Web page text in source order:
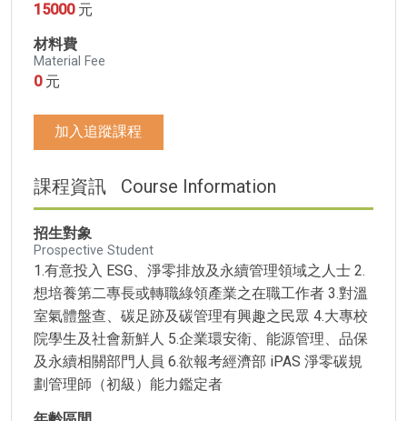
15000 元
材料費
Material Fee
0 元
加入追蹤課程
課程資訊 Course Information
招生對象
Prospective Student
1.有意投入 ESG、淨零排放及永續管理領域之人士 2.
想培養第二專長或轉職綠領產業之在職工作者 3.對溫
室氣體盤查、碳足跡及碳管理有興趣之民眾 4.大專校
院學生及社會新鮮人 5.企業環安衛、能源管理、品保
及永續相關部門人員 6.欲報考經濟部 iPAS 淨零碳規
劃管理師（初級）能力鑑定者